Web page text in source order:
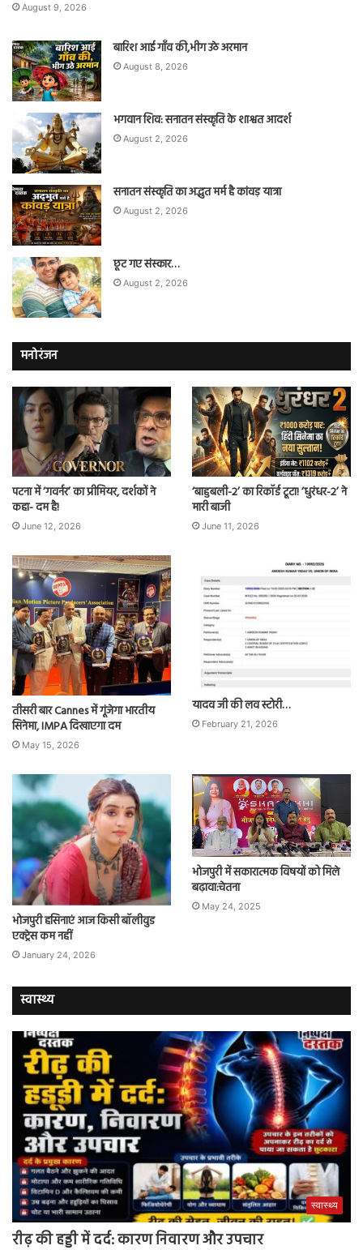
August 9, 2026
बारिश आई गाँव की,भीग उठे अरमान
August 8, 2026
भगवान शिव: सनातन संस्कृति के शाश्वत आदर्श
August 2, 2026
सनातन संस्कृति का अद्भुत मर्म है कांवड़ यात्रा
August 2, 2026
छूट गए संस्कार…
August 2, 2026
मनोरंजन
पटना में ‘गवर्नर’ का प्रीमियर, दर्शकों ने
कहा- दम है!
June 12, 2026
‘बाहुबली-2’ का रिकॉर्ड टूटा! ‘धुरंधर-2’ ने
मारी बाजी
June 11, 2026
तीसरी बार Cannes में गूंजेगा भारतीय
सिनेमा, IMPA दिखाएगा दम
May 15, 2026
यादव जी की लव स्टोरी…
February 21, 2026
भोजपुरी हसिनाएं आज किसी बॉलीवुड
एक्ट्रेस कम नहीं
January 24, 2026
भोजपुरी में सकारात्मक विषयों को मिले
बढ़ावा:चेतना
May 24, 2025
स्वास्थ्य
स्वास्थ्य
रीढ़ की हड्डी में दर्द: कारण निवारण और उपचार